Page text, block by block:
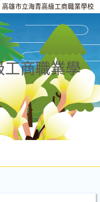
高雄市立海青高級工商職業學校
工商職業學